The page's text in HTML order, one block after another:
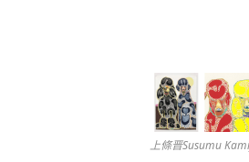
上條晋Susumu